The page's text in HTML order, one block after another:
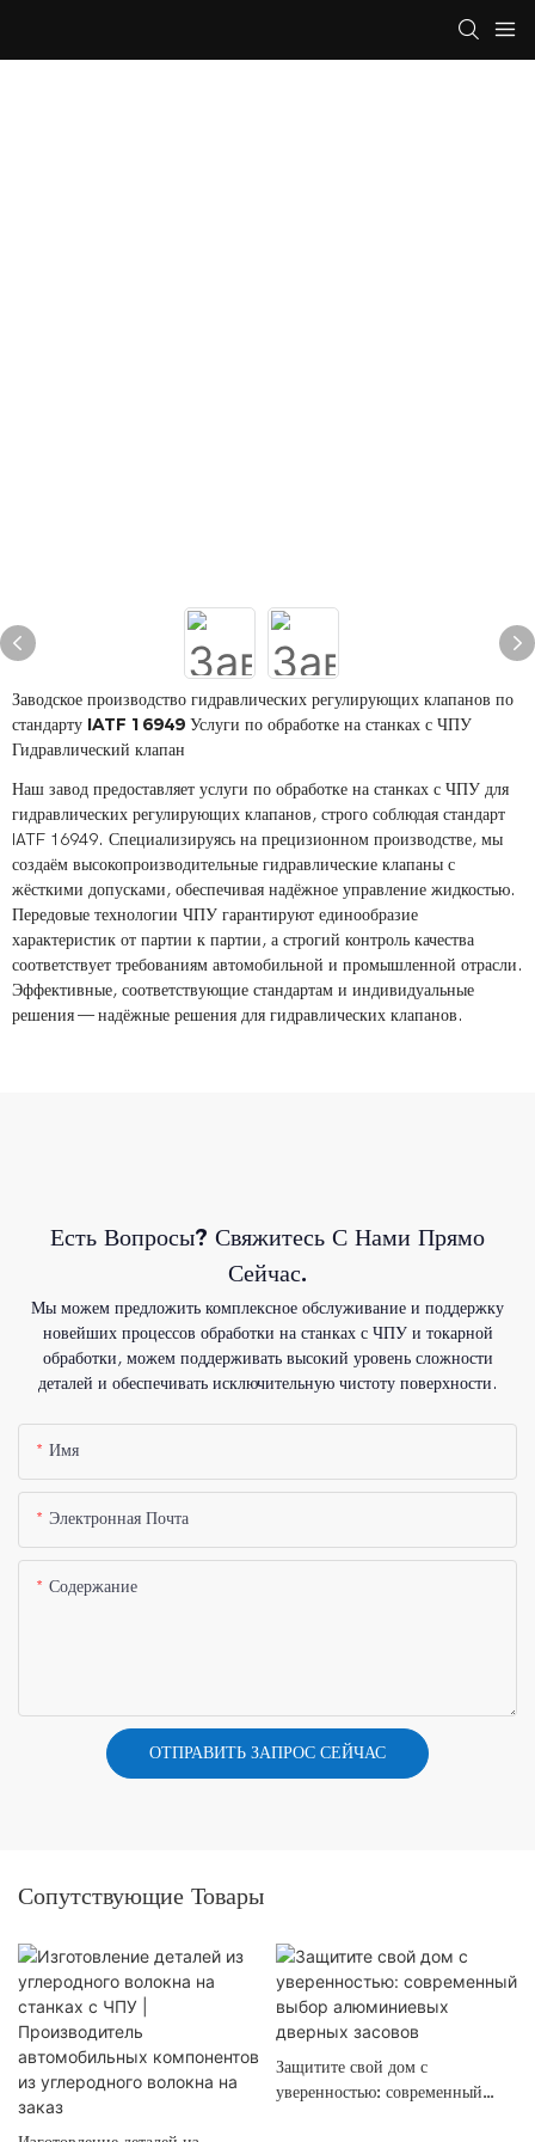
Заводское производство гидравлических регулирующих клапанов по
стандарту IATF 16949 Услуги по обработке на станках с ЧПУ
Гидравлический клапан
Наш завод предоставляет услуги по обработке на станках с ЧПУ для
гидравлических регулирующих клапанов, строго соблюдая стандарт
IATF 16949. Специализируясь на прецизионном производстве, мы
создаём высокопроизводительные гидравлические клапаны с
жёсткими допусками, обеспечивая надёжное управление жидкостью.
Передовые технологии ЧПУ гарантируют единообразие
характеристик от партии к партии, а строгий контроль качества
соответствует требованиям автомобильной и промышленной отрасли.
Эффективные, соответствующие стандартам и индивидуальные
решения — надёжные решения для гидравлических клапанов.
Есть Вопросы? Свяжитесь С Нами Прямо
Сейчас.
Мы можем предложить комплексное обслуживание и поддержку
новейших процессов обработки на станках с ЧПУ и токарной
обработки, можем поддерживать высокий уровень сложности
деталей и обеспечивать исключительную чистоту поверхности.
Имя
Электронная Почта
Содержание
ОТПРАВИТЬ ЗАПРОС СЕЙЧАС
Сопутствующие Товары
Защитите свой дом с
уверенностью: современный